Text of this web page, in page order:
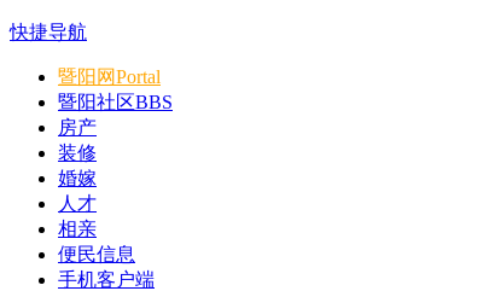
快捷导航
暨阳网Portal
暨阳社区BBS
房产
装修
婚嫁
人才
相亲
便民信息
手机客户端